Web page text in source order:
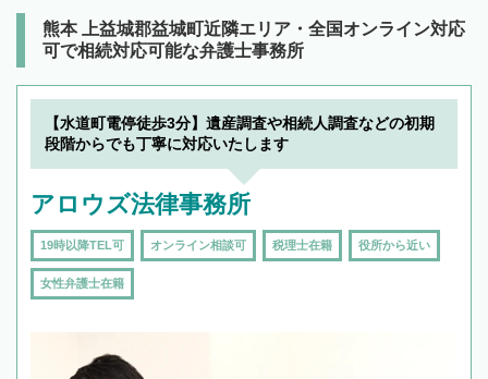
熊本 上益城郡益城町近隣エリア・全国オンライン対応
可で相続対応可能な弁護士事務所
【水道町電停徒歩3分】遺産調査や相続人調査などの初期
段階からでも丁寧に対応いたします
アロウズ法律事務所
19時以降TEL可 オンライン相談可 税理士在籍 役所から近い
女性弁護士在籍